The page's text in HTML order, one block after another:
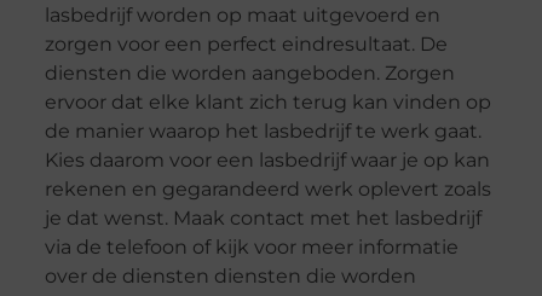
lasbedrijf worden op maat uitgevoerd en
zorgen voor een perfect eindresultaat. De
diensten die worden aangeboden. Zorgen
ervoor dat elke klant zich terug kan vinden op
de manier waarop het lasbedrijf te werk gaat.
Kies daarom voor een lasbedrijf waar je op kan
rekenen en gegarandeerd werk oplevert zoals
je dat wenst. Maak contact met het lasbedrijf
via de telefoon of kijk voor meer informatie
over de diensten diensten die worden